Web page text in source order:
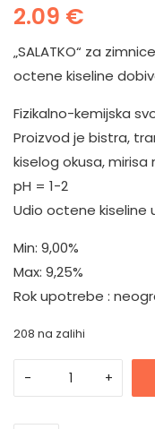
2.09 €
„SALATKO“ za
octene kiseline
Fizikalno-kemijska
Proizvod je bistra,
kiselog okusa, mirisa
pH = 1-2
Udio octene kiseline
Min: 9,00%
Max: 9,25%
Rok upotrebe :
208 na zalihi